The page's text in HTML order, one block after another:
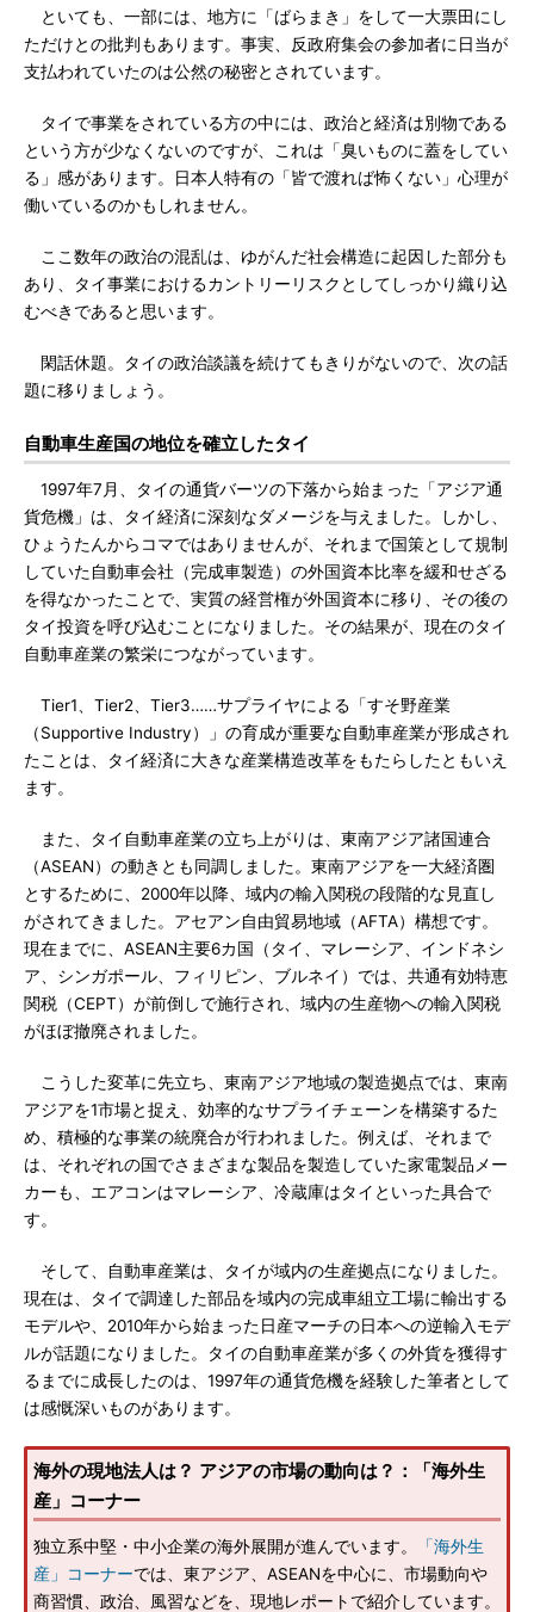
といても、一部には、地方に「ばらまき」をして一大票田にし
ただけとの批判もあります。事実、反政府集会の参加者に日当が
支払われていたのは公然の秘密とされています。
タイで事業をされている方の中には、政治と経済は別物である
という方が少なくないのですが、これは「臭いものに蓋をしてい
る」感があります。日本人特有の「皆で渡れば怖くない」心理が
働いているのかもしれません。
ここ数年の政治の混乱は、ゆがんだ社会構造に起因した部分も
あり、タイ事業におけるカントリーリスクとしてしっかり織り込
むべきであると思います。
閑話休題。タイの政治談議を続けてもきりがないので、次の話
題に移りましょう。
自動車生産国の地位を確立したタイ
1997年7月、タイの通貨バーツの下落から始まった「アジア通
貨危機」は、タイ経済に深刻なダメージを与えました。しかし、
ひょうたんからコマではありませんが、それまで国策として規制
していた自動車会社（完成車製造）の外国資本比率を緩和せざる
を得なかったことで、実質の経営権が外国資本に移り、その後の
タイ投資を呼び込むことになりました。その結果が、現在のタイ
自動車産業の繁栄につながっています。
Tier1、Tier2、Tier3……サプライヤによる「すそ野産業
（Supportive Industry）」の育成が重要な自動車産業が形成され
たことは、タイ経済に大きな産業構造改革をもたらしたともいえ
ます。
また、タイ自動車産業の立ち上がりは、東南アジア諸国連合
（ASEAN）の動きとも同調しました。東南アジアを一大経済圏
とするために、2000年以降、域内の輸入関税の段階的な見直し
がされてきました。アセアン自由貿易地域（AFTA）構想です。
現在までに、ASEAN主要6カ国（タイ、マレーシア、インドネシ
ア、シンガポール、フィリピン、ブルネイ）では、共通有効特恵
関税（CEPT）が前倒しで施行され、域内の生産物への輸入関税
がほぼ撤廃されました。
こうした変革に先立ち、東南アジア地域の製造拠点では、東南
アジアを1市場と捉え、効率的なサプライチェーンを構築するた
め、積極的な事業の統廃合が行われました。例えば、それまで
は、それぞれの国でさまざまな製品を製造していた家電製品メー
カーも、エアコンはマレーシア、冷蔵庫はタイといった具合で
す。
そして、自動車産業は、タイが域内の生産拠点になりました。
現在は、タイで調達した部品を域内の完成車組立工場に輸出する
モデルや、2010年から始まった日産マーチの日本への逆輸入モデ
ルが話題になりました。タイの自動車産業が多くの外貨を獲得す
るまでに成長したのは、1997年の通貨危機を経験した筆者として
は感慨深いものがあります。
海外の現地法人は？ アジアの市場の動向は？：「海外生
産」コーナー
独立系中堅・中小企業の海外展開が進んでいます。
「海外生
産」コーナーでは、東アジア、ASEANを中心に、市場動向や
商習慣、政治、風習などを、現地レポートで紹介しています。